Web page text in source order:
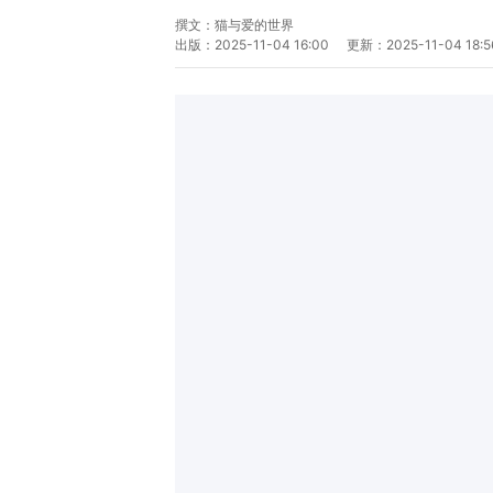
撰文： 猫与爱的世界
出版： 2025-11-04 16:00 更新： 2025-11-04